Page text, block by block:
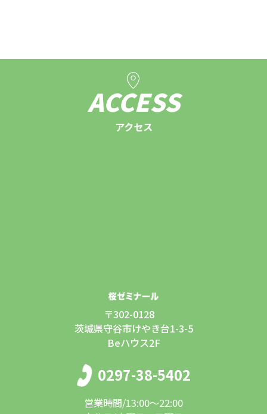
ACCESS
アクセス
〒302-0128
茨城県守谷市けやき台1-3-5
Beハウス2F
0297-38-5402
営業時間/13:00〜22:00